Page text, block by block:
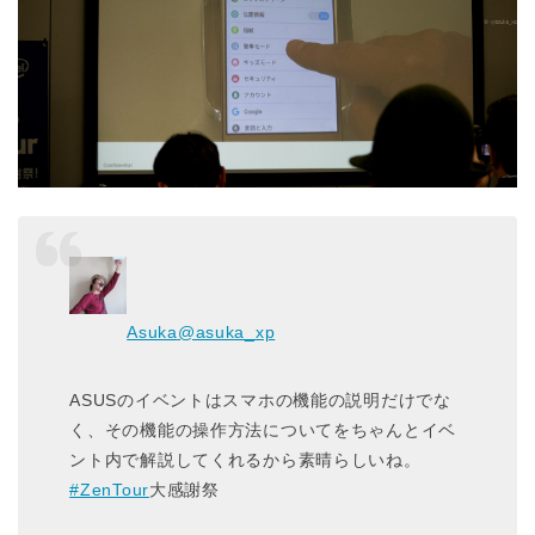
Asuka@asuka_xp
ASUSのイベントはスマホの機能の説明だけでな
く、その機能の操作方法についてをちゃんとイベ
ント内で解説してくれるから素晴らしいね。
#ZenTour大感謝祭